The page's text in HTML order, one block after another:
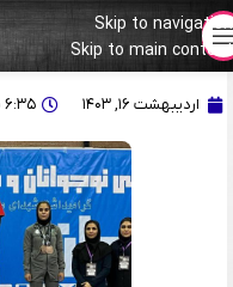
Skip to navigation
Skip to main content
هفت طلا؛سهم دختران
اردیبهشت ۱۶, ۱۴۰۳ ۶:۳۵ ب٫ظ